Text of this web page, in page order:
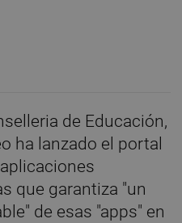
de Educación,
ha lanzado el portal
que garantiza "un
de esas "apps" en